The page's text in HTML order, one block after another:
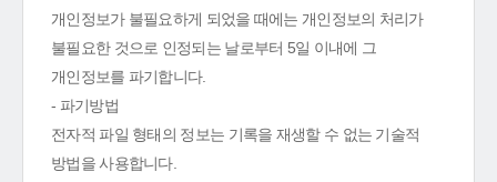
개인정보가 불필요하게 되었을 때에는 개인정보의 처리가
불필요한 것으로 인정되는 날로부터 5일 이내에 그
개인정보를 파기합니다.
- 파기방법
전자적 파일 형태의 정보는 기록을 재생할 수 없는 기술적
방법을 사용합니다.